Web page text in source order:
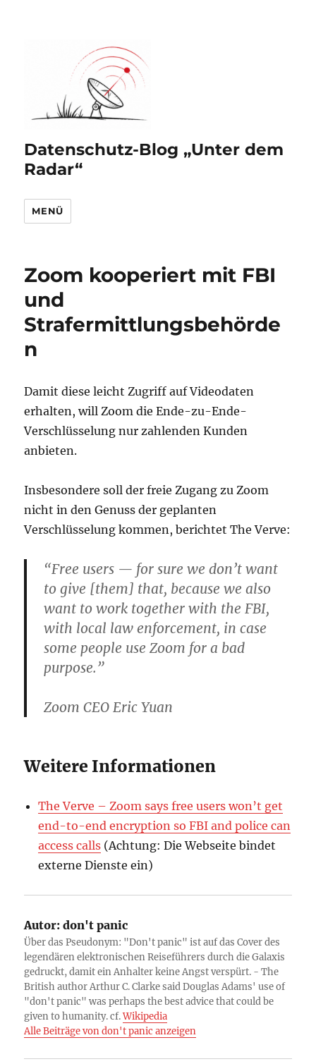
Datenschutz-Blog „Unter dem
Radar“
MENÜ
Zoom kooperiert mit FBI
und
Strafermittlungsbehörde
n
Damit diese leicht Zugriff auf Videodaten
erhalten, will Zoom die Ende-zu-Ende-
Verschlüsselung nur zahlenden Kunden
anbieten.
Insbesondere soll der freie Zugang zu Zoom
nicht in den Genuss der geplanten
Verschlüsselung kommen, berichtet The Verve:
“Free users — for sure we don’t want
to give [them] that, because we also
want to work together with the FBI,
with local law enforcement, in case
some people use Zoom for a bad
purpose.”
Zoom CEO Eric Yuan
Weitere Informationen
The Verve – Zoom says free users won’t get
end-to-end encryption so FBI and police can
access calls (Achtung: Die Webseite bindet
externe Dienste ein)
Autor: don't panic
Über das Pseudonym: "Don't panic" ist auf das Cover des
legendären elektronischen Reiseführers durch die Galaxis
gedruckt, damit ein Anhalter keine Angst verspürt. - The
British author Arthur C. Clarke said Douglas Adams' use of
"don't panic" was perhaps the best advice that could be
given to humanity. cf.Wikipedia
Alle Beiträge von don't panic anzeigen